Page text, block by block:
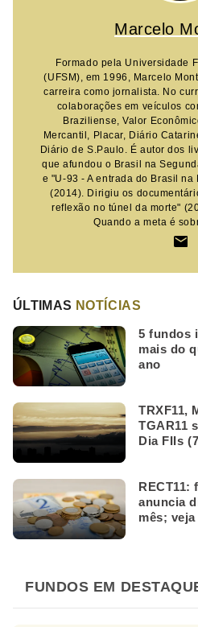
Marcelo
Formado pela Universidade
(UFSM), em 1996, Marcelo
carreira como jornalista. No
colaborações em veículos
Braziliense, Valor
Mercantil, Placar, Diário
Diário de S.Paulo. É autor dos
que afundou o Brasil na
e "U-93 - A entrada do Brasil
(2014). Dirigiu os
reflexão no túnel da morte"
Quando a meta é
ÚLTIMAS NOTÍCIAS
5 fundos
mais do
ano
TRXF11,
TGAR11
Dia FIIs
anuncia
mês;
FUNDOS EM